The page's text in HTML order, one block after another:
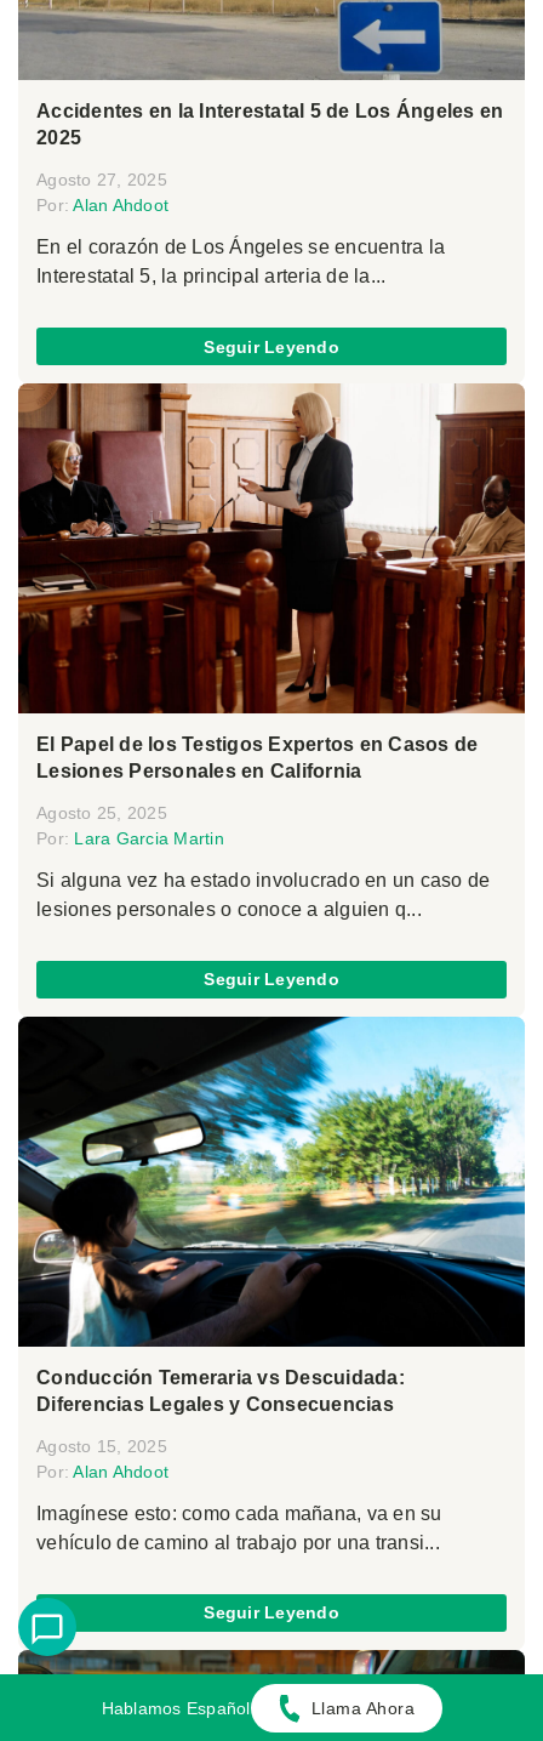
Accidentes en la Interestatal 5 de Los Ángeles en
2025
Agosto 27, 2025
Por:Alan Ahdoot
En el corazón de Los Ángeles se encuentra la
Interestatal 5, la principal arteria de la...
Seguir Leyendo
El Papel de los Testigos Expertos en Casos de
Lesiones Personales en California
Agosto 25, 2025
Por: Lara Garcia Martin
Si alguna vez ha estado involucrado en un caso de
lesiones personales o conoce a alguien q...
Seguir Leyendo
Conducción Temeraria vs Descuidada:
Diferencias Legales y Consecuencias
Agosto 15, 2025
Por:Alan Ahdoot
Imagínese esto: como cada mañana, va en su
vehículo de camino al trabajo por una transi...
Seguir Leyendo
Hablamos Español Llama Ahora